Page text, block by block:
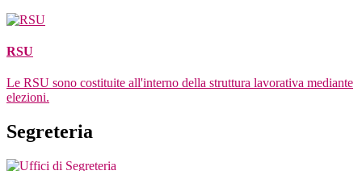
RSU
Le RSU sono costituite all'interno della struttura lavorativa mediante
elezioni.
Segreteria